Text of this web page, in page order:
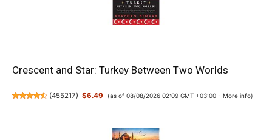
Crescent and Star: Turkey Between Two Worlds
(455217) $6.49 (as of 08/08/2026 02:09 GMT +03:00 - More info)